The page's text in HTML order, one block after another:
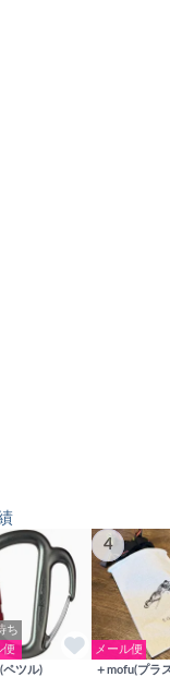
ち
便
ペツル)
4
メール便
＋mofu(プラ